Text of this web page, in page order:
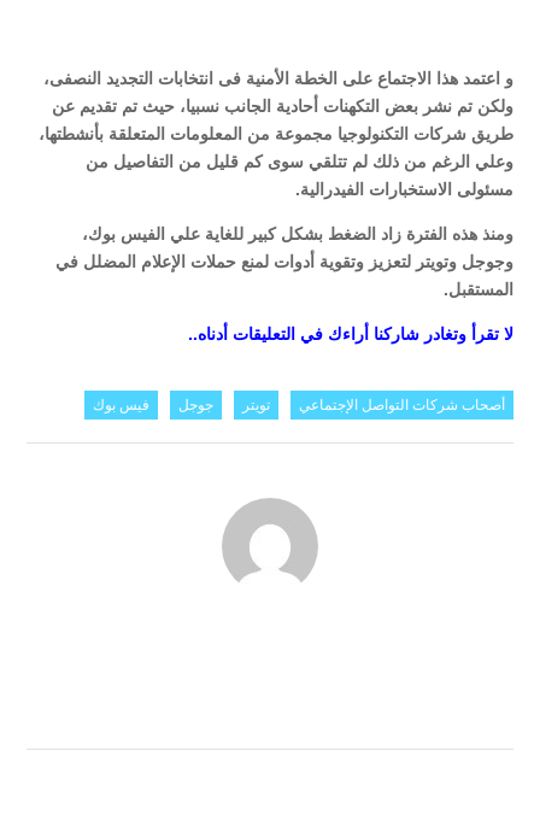
و اعتمد هذا الاجتماع على الخطة الأمنية فى انتخابات التجديد النصفى،
ولكن تم نشر بعض التكهنات أحادية الجانب نسبيا، حيث تم تقديم عن
طريق شركات التكنولوجيا مجموعة من المعلومات المتعلقة بأنشطتها،
وعلي الرغم من ذلك لم تتلقي سوى كم قليل من التفاصيل من
مسئولى الاستخبارات الفيدرالية.
ومنذ هذه الفترة زاد الضغط بشكل كبير للغاية علي الفيس بوك،
وجوجل وتويتر لتعزيز وتقوية أدوات لمنع حملات الإعلام المضلل في
المستقبل.
لا تقرأ وتغادر شاركنا أراءك في التعليقات أدناه..
أصحاب شركات التواصل الإجتماعي تويتر جوجل فيس بوك